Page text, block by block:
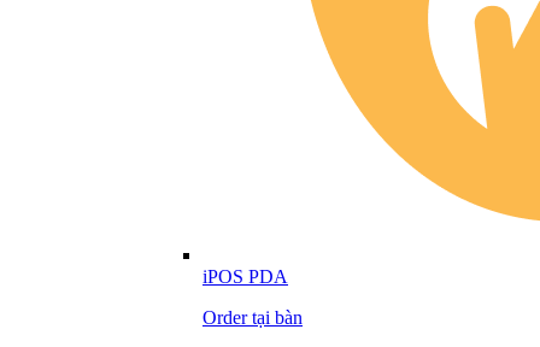
iPOS PDA
Order tại bàn